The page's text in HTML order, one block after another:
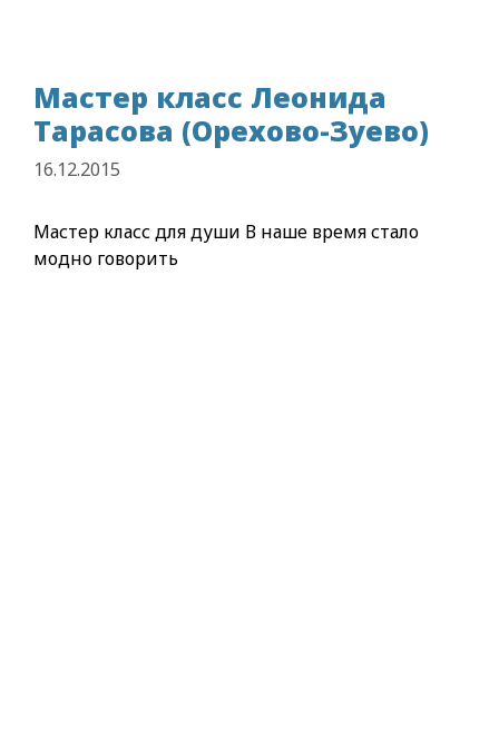
Мастер класс Леонида
Тарасова (Орехово-Зуево)
16.12.2015
Мастер класс для души В наше время стало
модно говорить